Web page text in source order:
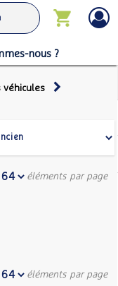
nous ?
véhicules
éléments par page
éléments par page